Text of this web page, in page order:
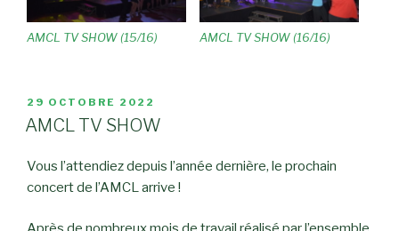
AMCL TV SHOW (15/16) AMCL TV SHOW (16/16)
PUBLIÉ
LE
29 OCTOBRE 2022
AMCL TV SHOW
Vous l’attendiez depuis l’année dernière, le prochain
concert de l’AMCL arrive !